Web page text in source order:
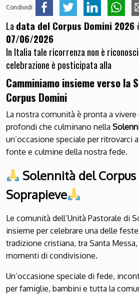
Condividi
Ladata del Corpus Domini 2026
07/06/2026
In Italia tale ricorrenza non è
celebrazione è posticipata alla
Camminiamo insieme verso la
Corpus Domini
La nostra comunità è pronta a
profondi che culminano nella
un’occasione speciale per ritrovarci
fonte e culmine della nostra fede.
Solennità del
Soprapieve
Le comunità dell’Unità Pastorale di
insieme per celebrare una delle
tradizione cristiana, tra Santa
momenti di condivisione.
Un’occasione speciale di fede,
per famiglie, bambini e tutta la